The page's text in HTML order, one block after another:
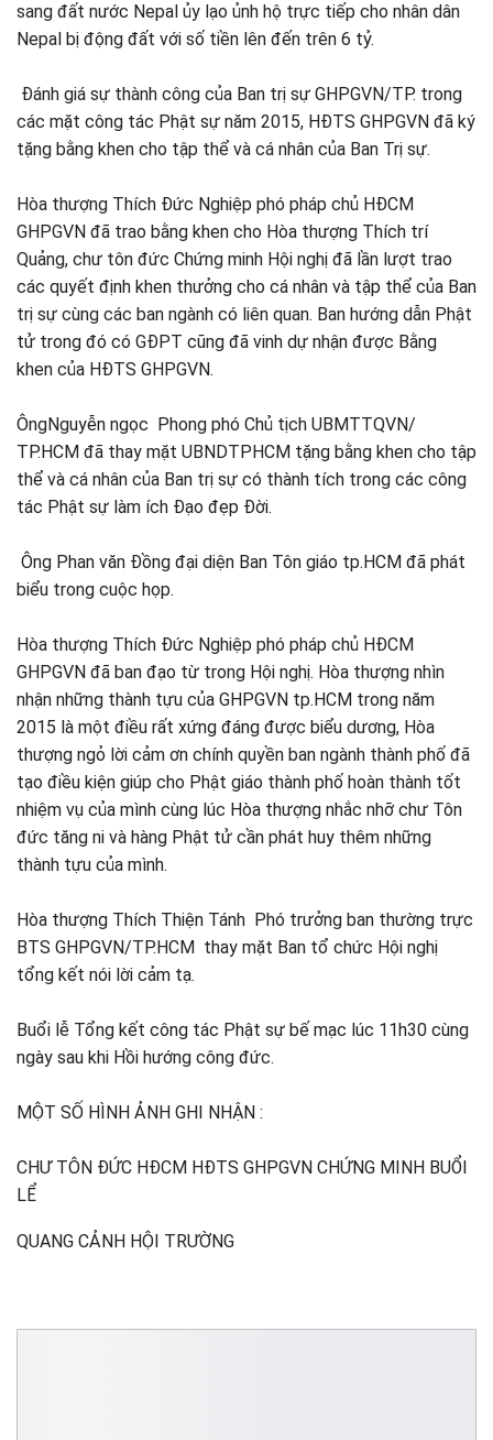
sang đất nước Nepal ủy lạo ủnh hộ trực tiếp cho nhân dân
Nepal bị động đất với số tiền lên đến trên 6 tỷ.
Đánh giá sự thành công của Ban trị sự GHPGVN/TP. trong
các mặt công tác Phật sự năm 2015, HĐTS GHPGVN đã ký
tặng bằng khen cho tập thể và cá nhân của Ban Trị sự.
Hòa thượng Thích Đức Nghiệp phó pháp chủ HĐCM
GHPGVN đã trao bằng khen cho Hòa thượng Thích trí
Quảng, chư tôn đức Chứng minh Hội nghị đã lần lượt trao
các quyết định khen thưởng cho cá nhân và tập thể của Ban
trị sự cùng các ban ngành có liên quan. Ban hướng dẫn Phật
tử trong đó có GĐPT cũng đã vinh dự nhận được Bằng
khen của HĐTS GHPGVN.
ÔngNguyễn ngọc Phong phó Chủ tịch UBMTTQVN/
TP.HCM đã thay mặt UBNDTPHCM tặng bằng khen cho tập
thể và cá nhân của Ban trị sự có thành tích trong các công
tác Phật sự làm ích Đạo đẹp Đời.
Ông Phan văn Đồng đại diện Ban Tôn giáo tp.HCM đã phát
biểu trong cuộc họp.
Hòa thượng Thích Đức Nghiệp phó pháp chủ HĐCM
GHPGVN đã ban đạo từ trong Hội nghị. Hòa thượng nhìn
nhận những thành tựu của GHPGVN tp.HCM trong năm
2015 là một điều rất xứng đáng được biểu dương, Hòa
thượng ngỏ lời cảm ơn chính quyền ban ngành thành phố đã
tạo điều kiện giúp cho Phật giáo thành phố hoàn thành tốt
nhiệm vụ của mình cùng lúc Hòa thượng nhắc nhỡ chư Tôn
đức tăng ni và hàng Phật tử cần phát huy thêm những
thành tựu của mình.
Hòa thượng Thích Thiện Tánh Phó trưởng ban thường trực
BTS GHPGVN/TP.HCM thay mặt Ban tổ chức Hội nghị
tổng kết nói lời cảm tạ.
Buổi lễ Tổng kết công tác Phật sự bế mạc lúc 11h30 cùng
ngày sau khi Hồi hướng công đức.
MỘT SỐ HÌNH ẢNH GHI NHẬN :
CHƯ TÔN ĐỨC HĐCM HĐTS GHPGVN CHỨNG MINH BUỔI
LỂ
QUANG CẢNH HỘI TRƯỜNG